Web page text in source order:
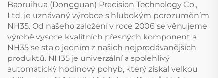
Baoruihua (Dongguan) Precision Technology Co.,
Ltd. je uznávaný výrobce s hlubokým porozuměním
NH35. Od našeho založení v roce 2006 se věnujeme
výrobě vysoce kvalitních přesných komponent a
NH35 se stalo jedním z našich nejprodávanějších
produktů. NH35 je univerzální a spolehlivý
automatický hodinový pohyb, který získal velkou